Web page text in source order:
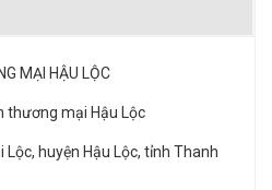
MẠI HẬU LỘC
thương mại Hậu Lộc
Lộc, huyện Hậu Lộc, tỉnh Thanh